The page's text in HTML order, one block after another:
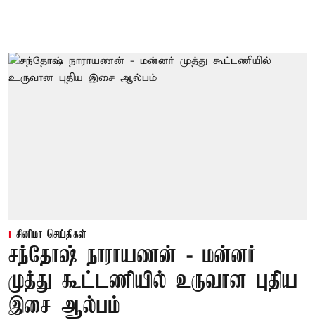
சினிமா செய்திகள்
சந்தோஷ் நாராயணன் - மன்னர்
முத்து கூட்டணியில் உருவான புதிய
இசை ஆல்பம்